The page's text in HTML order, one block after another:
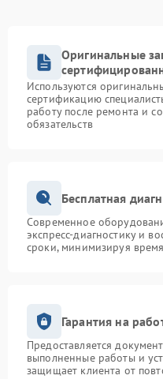
Оригинальные
Используются
сертификацию
работу после ремонта и
обязательств
Бесплатная
Современное
экспресс-диагностику и
сроки, минимизируя
Гарантия на
Предоставляется
выполненные работы и
защищает клиента от